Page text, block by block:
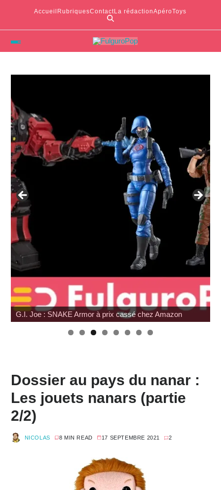
Accueil RubriquesContactLa rédactionApéroToys
cassé chez Amazon Japan Expo : les toys
Dossier au pays du nanar :
Les jouets nanars (partie
2/2)
NICOLAS 8 MIN READ 17 SEPTEMBRE 2021 2